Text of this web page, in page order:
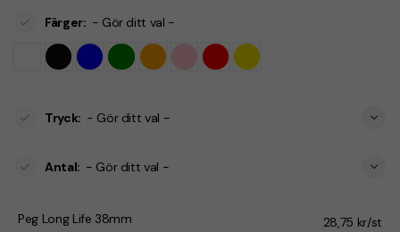
Färger: - Gör ditt val -
Tryck: - Gör ditt val -
Antal: - Gör ditt val -
Peg Long Life 38mm
28,75 kr/st